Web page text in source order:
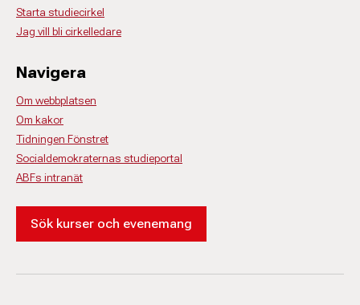
Starta studiecirkel
Jag vill bli cirkelledare
Navigera
Om webbplatsen
Om kakor
Tidningen Fönstret
Socialdemokraternas studieportal
ABFs intranät
Sök kurser och evenemang